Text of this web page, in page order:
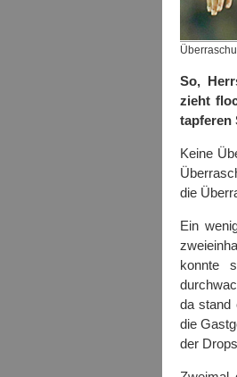
So,
zieht
tapferen
Keine
die
Ein
konnte
da stand
die
der